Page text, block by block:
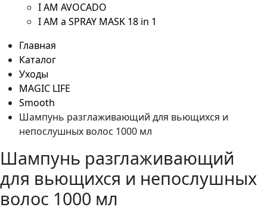
I AM AVOCADO
I AM a SPRAY MASK 18 in 1
Главная
Каталог
Уходы
MAGIC LIFE
Smooth
Шампунь разглаживающий для вьющихся и
непослушных волос 1000 мл
Шампунь разглаживающий
для вьющихся и непослушных
волос 1000 мл